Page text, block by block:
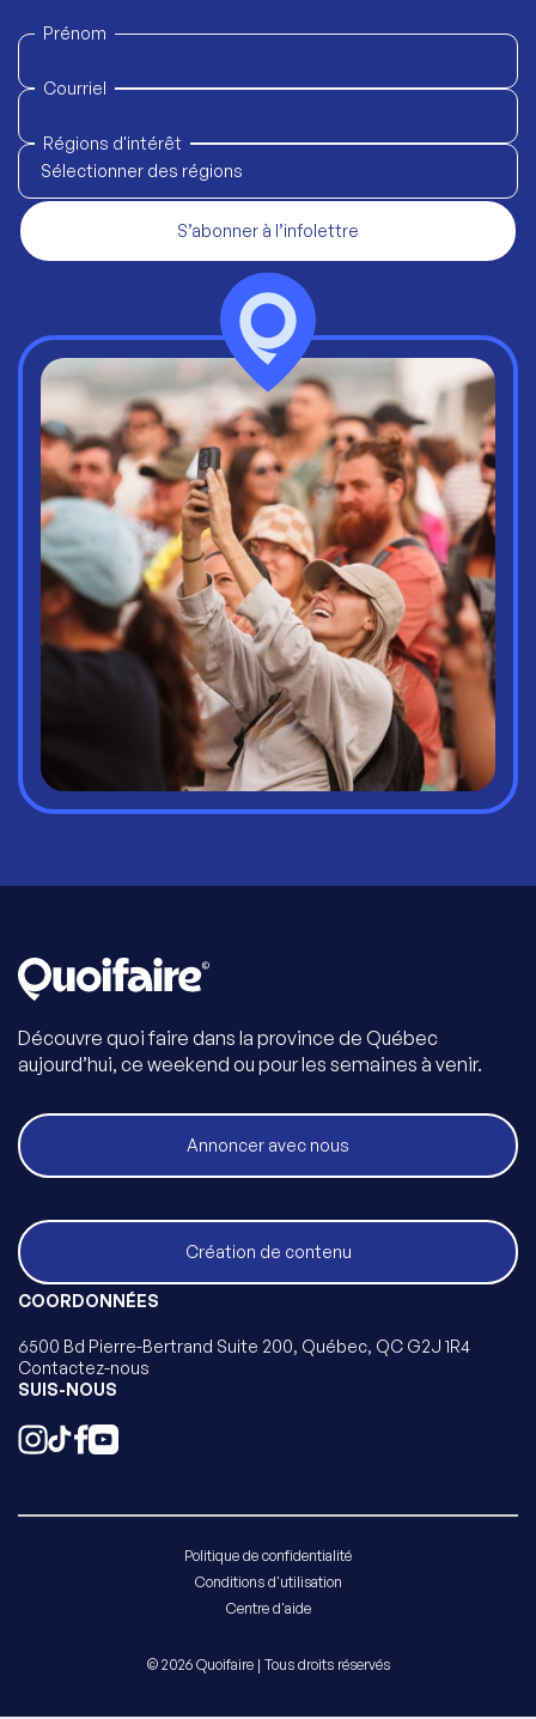
Prénom
Courriel
Régions d'intérêt
Sélectionner des régions
S’abonner à l’infolettre
Découvre quoi faire dans la province de Québec
aujourd’hui, ce weekend ou pour les semaines à venir.
Annoncer avec nous
Création de contenu
COORDONNÉES
6500 Bd Pierre-Bertrand Suite 200, Québec, QC G2J 1R4
Contactez-nous
SUIS-NOUS
Politique de confidentialité
Conditions d'utilisation
Centre d'aide
© 2026 Quoifaire | Tous droits réservés